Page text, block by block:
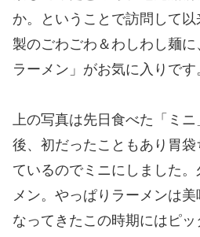
か。ということで訪問して
製のごわごわ＆わしわし麺
ラーメン」がお気に入りです
上の写真は先日食べた「ミ
後、初だったこともあり胃
ているのでミニにしました
メン。やっぱりラーメンは美
なってきたこの時期にはピ